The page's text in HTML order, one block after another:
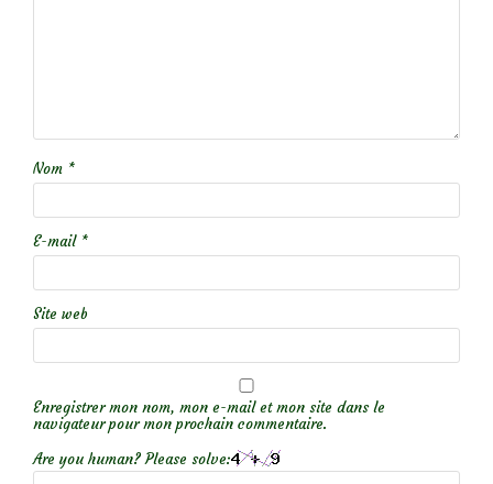
Nom *
E-mail *
Site web
Enregistrer mon nom, mon e-mail et mon site dans le
navigateur pour mon prochain commentaire.
Are you human? Please solve: